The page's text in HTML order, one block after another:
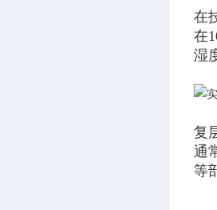
在
在
湿
复
通
等